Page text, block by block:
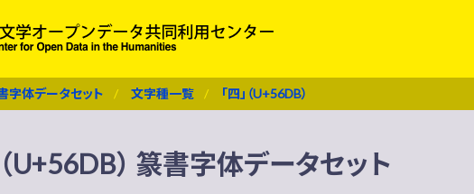
字体データセット 文字種一覧 「四」（U+56DB）
（U+56DB） 篆書字体データセット